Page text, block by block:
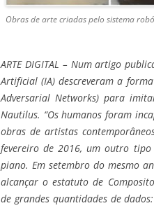
Obras de arte criadas pelo sistema
ARTE DIGITAL – Num artigo
Artificial (IA) descreveram a
Adversarial Networks) para
Nautilus. “Os humanos foram
obras de artistas
fevereiro de 2016, um outro
piano. Em setembro do mesmo
alcançar o estatuto de
de grandes quantidades de